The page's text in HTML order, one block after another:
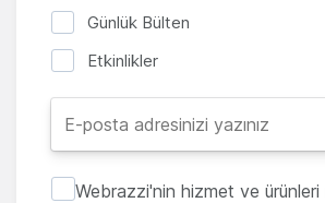
Günlük Bülten
Etkinlikler
Webrazzi'nin hizmet ve ürünleri